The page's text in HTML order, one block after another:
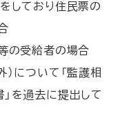
しており住民票の
の受給者の場合
について「監護相
を過去に提出して